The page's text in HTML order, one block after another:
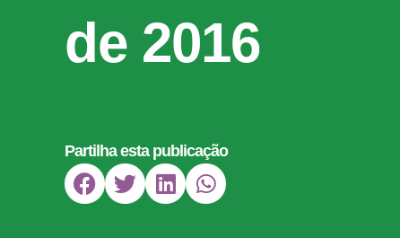
de 2016
Partilha esta publicação